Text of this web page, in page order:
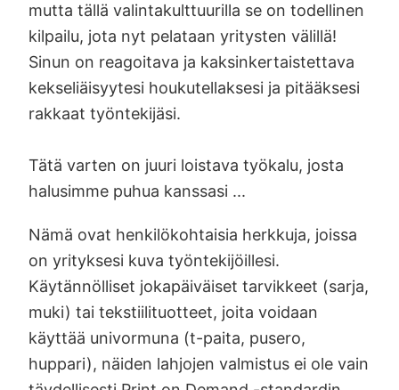
mutta tällä valintakulttuurilla se on todellinen
kilpailu, jota nyt pelataan yritysten välillä!
Sinun on reagoitava ja kaksinkertaistettava
kekseliäisyytesi houkutellaksesi ja pitääksesi
rakkaat työntekijäsi.
Tätä varten on juuri loistava työkalu, josta
halusimme puhua kanssasi ...
Nämä ovat henkilökohtaisia herkkuja, joissa
on yrityksesi kuva työntekijöillesi.
Käytännölliset jokapäiväiset tarvikkeet (sarja,
muki) tai tekstiilituotteet, joita voidaan
käyttää univormuna (t-paita, pusero,
huppari), näiden lahjojen valmistus ei ole vain